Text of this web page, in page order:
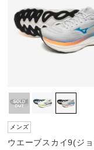
トレーニ
ゴルフ
メンズ
ウエーブスカイ9(ジョ